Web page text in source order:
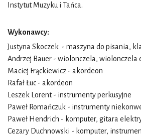
Instytut Muzyku i Tańca.
Wykonawcy:
Justyna Skoczek - maszyna do pisania,
Andrzej Bauer - wiolonczela, wiolonczela
Maciej Frąckiewicz - akordeon
Rafał Łuc - akordeon
Leszek Lorent- instrumenty perkusyjne
Paweł Romańczuk - instrumenty
Paweł Hendrich - komputer, gitara
Cezary Duchnowski - komputer,